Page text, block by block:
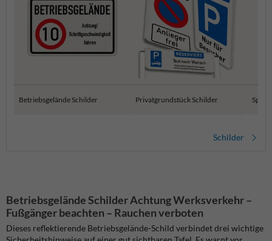
Betriebsgelände Schilder Privatgrundstück Schilder
Schilder
Betriebsgelände Schilder Achtung Werksverkehr –
Fußgänger beachten – Rauchen verboten
Dieses reflektierende Betriebsgelände-Schild verbindet drei wichtige